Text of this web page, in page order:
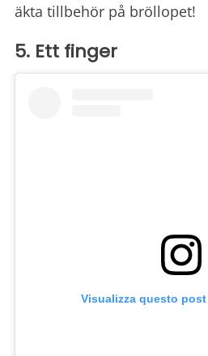
äkta tillbehör på bröllopet!
5. Ett finger
Visualizza questo